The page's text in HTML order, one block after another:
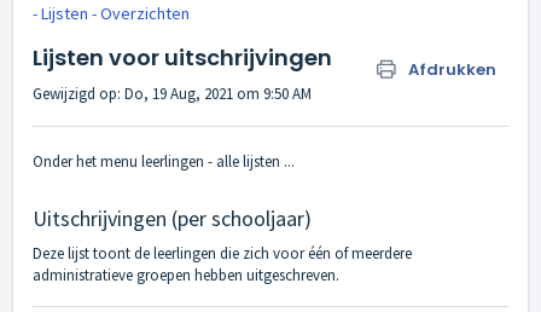
- Lijsten - Overzichten
Lijsten voor uitschrijvingen Afdrukken
Gewijzigd op: Do, 19 Aug, 2021 om 9:50 AM
Onder het menu leerlingen - alle lijsten ...
Uitschrijvingen (per schooljaar)
Deze lijst toont de leerlingen die zich voor één of meerdere
administratieve groepen hebben uitgeschreven.